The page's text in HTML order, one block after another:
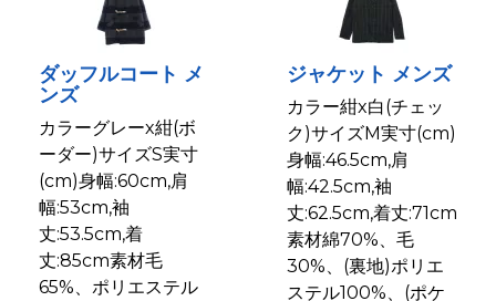
ダッフルコート メ
ンズ
カラーグレーx紺(ボ
ーダー)サイズS実寸
(cm)身幅:60cm,肩
幅:53cm,袖
丈:53.5cm,着
丈:85cm素材毛
65%、ポリエステル
ジャケット メンズ
カラー紺x白(チェッ
ク)サイズM実寸(cm)
身幅:46.5cm,肩
幅:42.5cm,袖
丈:62.5cm,着丈:71cm
素材綿70%、毛
30%、(裏地)ポリエ
ステル100%、(ポケ